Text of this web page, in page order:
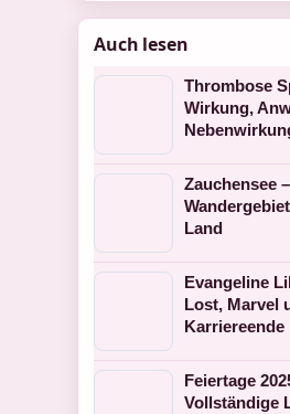
Auch lesen
Thrombose
Wirkung,
Zauchensee
Land
Evangeline
Lost, Marvel
Karriereende
Feiertage
Vollständige